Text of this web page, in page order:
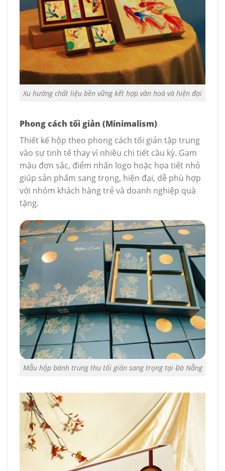
Xu hướng chất liệu bền vững kết hợp văn hoá và hiện đại
Phong cách tối giản (Minimalism)
Thiết kế hộp theo phong cách tối giản tập trung
vào sự tinh tế thay vì nhiều chi tiết cầu kỳ. Gam
màu đơn sắc, điểm nhấn logo hoặc họa tiết nhỏ
giúp sản phẩm sang trọng, hiện đại, dễ phù hợp
với nhóm khách hàng trẻ và doanh nghiệp quà
tặng.
Mẫu hộp bánh trung thu tối giản sang trọng tại Đà Nẵng